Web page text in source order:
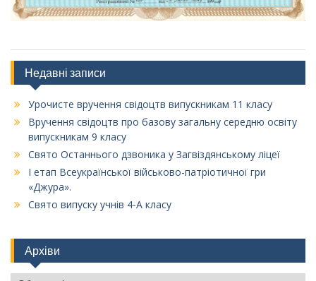
Недавні записи
Урочисте вручення свідоцтв випускникам 11 класу
Вручення свідоцтв про базову загальну середню освіту
випускникам 9 класу
Свято Останнього дзвоника у Загвіздянському ліцеї
І етап Всеукраїнської військово-патріотичної гри
«Джура».
Свято випуску учнів 4-А класу
Архіви